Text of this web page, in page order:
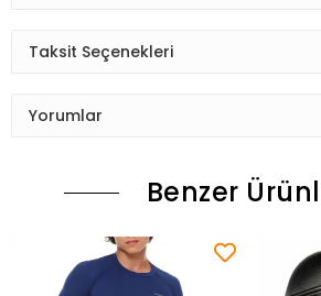
Taksit Seçenekleri
Yorumlar
Benzer